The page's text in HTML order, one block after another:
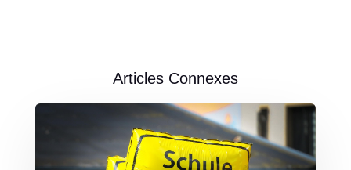
Articles Connexes